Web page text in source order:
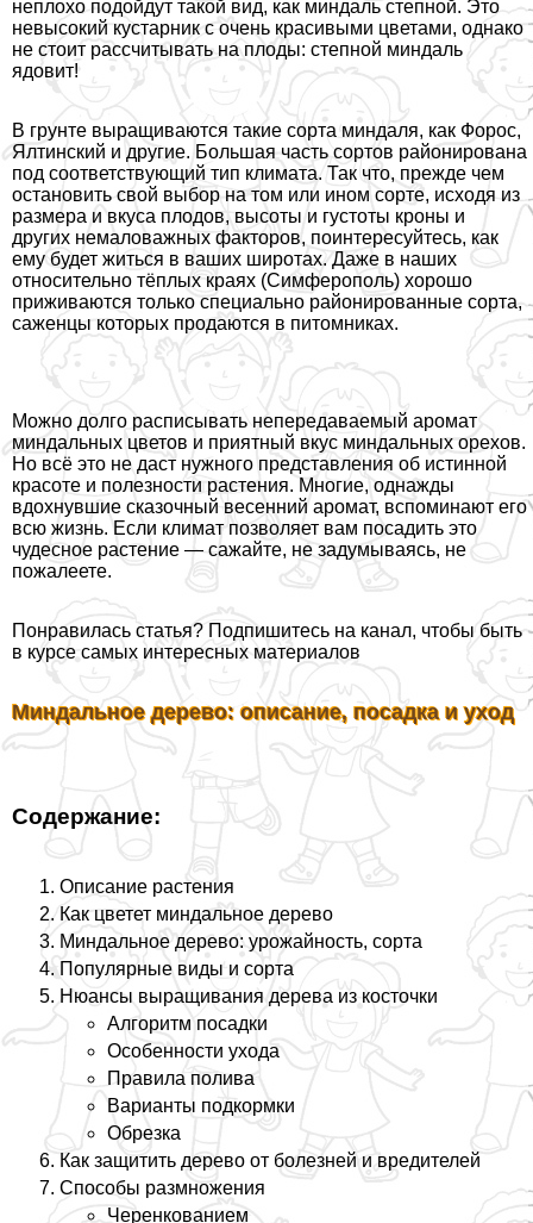
неплохо подойдут такой вид, как миндаль степной. Это
невысокий кустарник с очень красивыми цветами, однако
не стоит рассчитывать на плоды: степной миндаль
ядовит!
В грунте выращиваются такие сорта миндаля, как Форос,
Ялтинский и другие. Большая часть сортов районирована
под соответствующий тип климата. Так что, прежде чем
остановить свой выбор на том или ином сорте, исходя из
размера и вкуса плодов, высоты и густоты кроны и
других немаловажных факторов, поинтересуйтесь, как
ему будет житься в ваших широтах. Даже в наших
относительно тёплых краях (Симферополь) хорошо
приживаются только специально районированные сорта,
саженцы которых продаются в питомниках.
Можно долго расписывать непередаваемый аромат
миндальных цветов и приятный вкус миндальных орехов.
Но всё это не даст нужного представления об истинной
красоте и полезности растения. Многие, однажды
вдохнувшие сказочный весенний аромат, вспоминают его
всю жизнь. Если климат позволяет вам посадить это
чудесное растение — сажайте, не задумываясь, не
пожалеете.
Понравилась статья? Подпишитесь на канал, чтобы быть
в курсе самых интересных материалов
Миндальное дерево: описание, посадка и уход
Содержание:
Описание растения
Как цветет миндальное дерево
Миндальное дерево: урожайность, сорта
Популярные виды и сорта
Нюансы выращивания дерева из косточки
Алгоритм посадки
Особенности ухода
Правила полива
Варианты подкормки
Обрезка
Как защитить дерево от болезней и вредителей
Способы размножения
Черенкованием